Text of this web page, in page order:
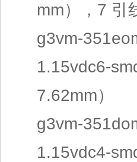
mm），7 引
g3vm-
1.15vdc6-
7.62mm）
g3vm-
1.15vdc4-